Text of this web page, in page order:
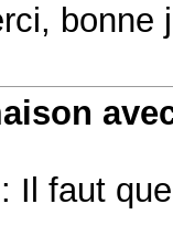
bonne
Il faut